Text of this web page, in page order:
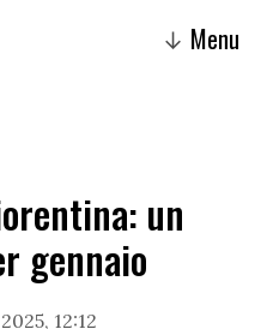
↓ Menu
un
gennaio
12:12